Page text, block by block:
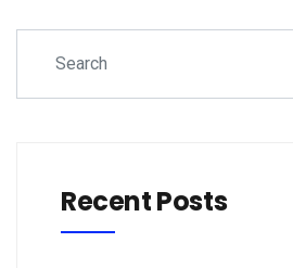
Recent Posts